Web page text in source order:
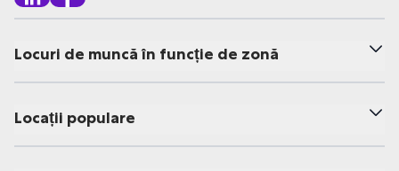
Locuri de muncă în funcție de zonă
Locații populare